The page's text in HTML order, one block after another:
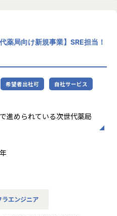
リティ組み込み（シフトレ
ィ基盤の設計・構築・改善
びコストの最適化
視基盤の強化
HUB 等）
バーの育成
ップを用意しています。
い人材が活躍しており、切
。
AWS/VMwareを用いたクラ
運用・更改、ジョブネット
キルを高めるため、ホープ
ウドシステムの構築・運
Cloudなどを活用し、企
最適化し、経営管理の強
1。
く、活気に満ちた雰囲気が
大切にし、社員同士のコ
活発です2。
ク
モートワーク活用があり平
務が可能です。転勤はな
スを重視した環境が整っ
薬局向け新規事業】SRE担当！
希望者出社可 自社サービス
進められている次世代薬局
をゼロから積み上げ、形に
ドへ置き換えるのではな
、クラウドネイティブなイ
ラエンジニア